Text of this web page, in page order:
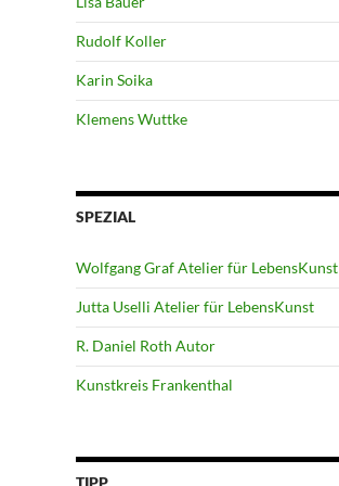
Rudolf Koller
Karin Soika
Klemens Wuttke
SPEZIAL
Wolfgang Graf Atelier für LebensKunst
Jutta Uselli Atelier für LebensKunst
R. Daniel Roth Autor
Kunstkreis Frankenthal
TIPP